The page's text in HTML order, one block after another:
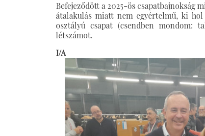
Befejeződött a 2025-ös csapatbajnokság
átalakulás miatt nem egyértelmű, ki
osztályú csapat (csendben mondom:
létszámot.
I/A